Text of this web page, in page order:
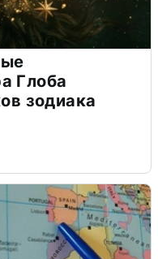
Глоба
зодиака